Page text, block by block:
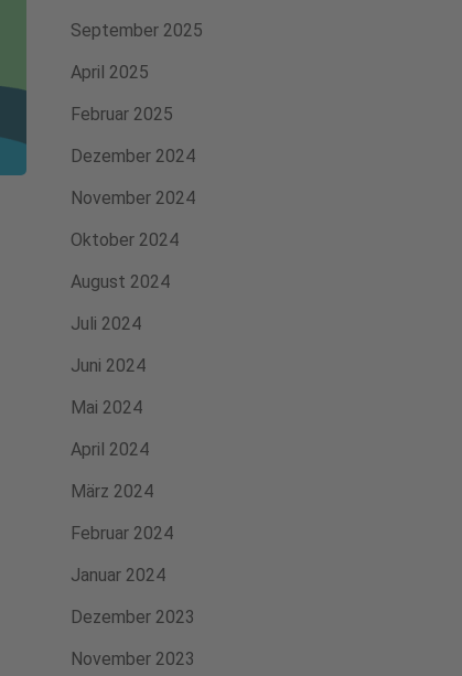
September 2025
April 2025
Februar 2025
Dezember 2024
November 2024
Oktober 2024
August 2024
Juli 2024
Juni 2024
Mai 2024
April 2024
März 2024
Februar 2024
Januar 2024
Dezember 2023
November 2023